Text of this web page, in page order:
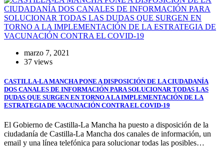
marzo 7, 2021
37 views
CASTILLA-LA MANCHA PONE A DISPOSICIÓN DE LA CIUDADANÍA
DOS CANALES DE INFORMACIÓN PARA SOLUCIONAR TODAS LAS
DUDAS QUE SURGEN EN TORNO A LA IMPLEMENTACIÓN DE LA
ESTRATEGIA DE VACUNACIÓN CONTRA EL COVID-19
El Gobierno de Castilla-La Mancha ha puesto a disposición de la
ciudadanía de Castilla-La Mancha dos canales de información, un
email y una línea telefónica para solucionar todas las posibles…